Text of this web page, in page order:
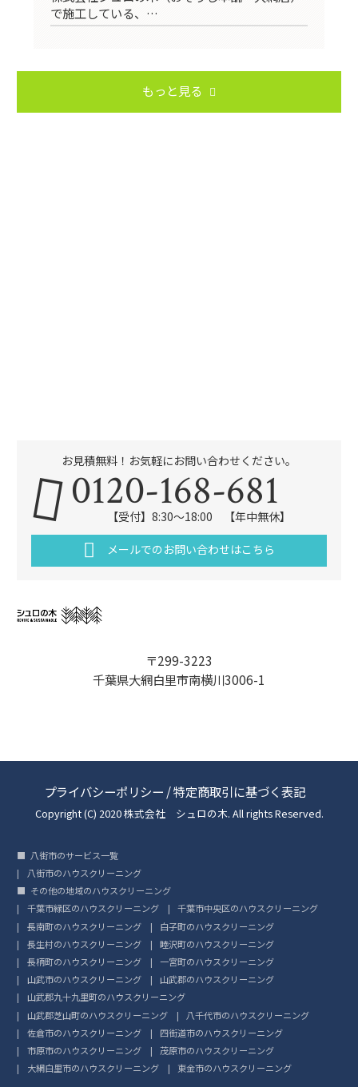
で施工している、…
もっと見る
〒299-3223
千葉県大網白里市南横川3006-1
お見積無料！お気軽にお問い合わせください。
0120-168-681
【受付】8:30～18:00 【年中無休】
メールでのお問い合わせはこちら
プライバシーポリシー /特定商取引に基づく表記
Copyright (C) 2020 株式会社 シュロの木. All rights Reserved.
八街市のサービス一覧
八街市のハウスクリーニング
その他の地域のハウスクリーニング
千葉市緑区のハウスクリーニング
千葉市中央区のハウスクリーニング
長南町のハウスクリーニング
白子町のハウスクリーニング
長生村のハウスクリーニング
睦沢町のハウスクリーニング
長柄町のハウスクリーニング
一宮町のハウスクリーニング
山武市のハウスクリーニング
山武郡のハウスクリーニング
山武郡九十九里町のハウスクリーニング
山武郡芝山町のハウスクリーニング
八千代市のハウスクリーニング
佐倉市のハウスクリーニング
四街道市のハウスクリーニング
市原市のハウスクリーニング
茂原市のハウスクリーニング
大網白里市のハウスクリーニング
東金市のハウスクリーニング